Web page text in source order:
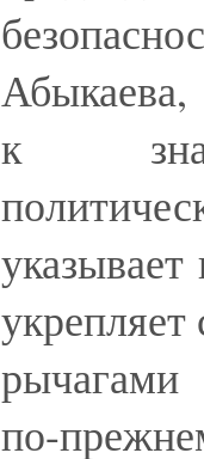
Абыкаева,
к
рычагами
по-